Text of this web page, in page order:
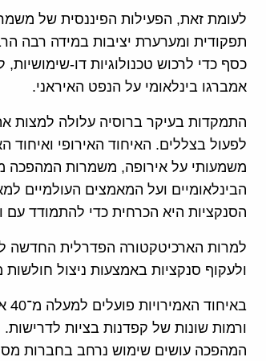
לעומת זאת, הפעילות הפיננסית של
תפקודית ומערערת יציבות במידה רבה
כסף כדי לרכוש טכנולוגיות דו-
אמברגו בינלאומי על הנפט האיראני.
התמקדות בעיקר ברוסיה עלולה למצות
לפעול בצללים. האיחוד האירופי ואיחוד
משמעותי על אירופה, משמרות המהפכה
הבינלאומיים ועל המאמצים העולמיים
הסנקציות היא הכרחית כדי להתמודד עם
למרות הארכיטקטורה הפדרלית החדשה
ולעקוף סנקציות באמצעות ניצול
ורמות שונות של קפדנות בציות לדרישות.
המהפכה עושים שימוש נרחב בחברות